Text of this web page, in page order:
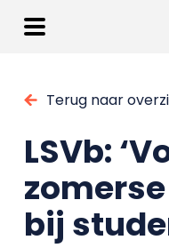
Terug naar
LSVb:
bij